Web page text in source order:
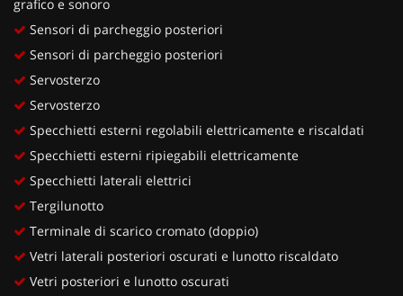
grafico e sonoro
Sensori di parcheggio posteriori
Sensori di parcheggio posteriori
Servosterzo
Servosterzo
Specchietti esterni regolabili elettricamente e riscaldati
Specchietti esterni ripiegabili elettricamente
Specchietti laterali elettrici
Tergilunotto
Terminale di scarico cromato (doppio)
Vetri laterali posteriori oscurati e lunotto riscaldato
Vetri posteriori e lunotto oscurati